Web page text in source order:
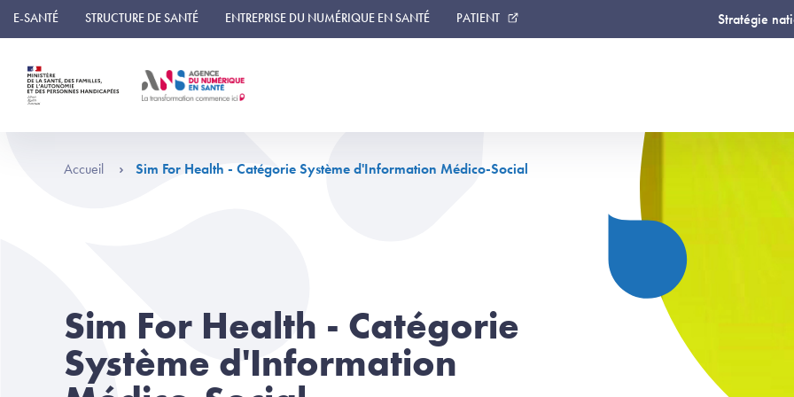
Panneau de gestion des cookies
E-SANTÉ STRUCTURE DE SANTÉ ENTREPRISE DU NUMÉRIQUE EN SANTÉ PATIENT Stratégie
Accueil Sim For Health - Catégorie Système d'Information Médico-Social
Sim For Health - Catégorie
Système d'Information